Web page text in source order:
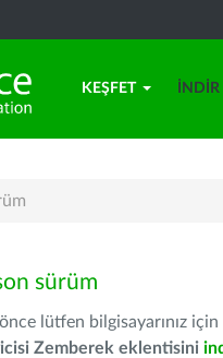
KEŞFET İNDIR
sürüm
lütfen bilgisayarınız
Zemberek eklentisini